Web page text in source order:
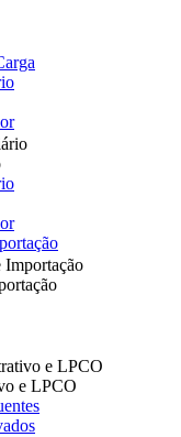
Importação
e LPCO
e LPCO